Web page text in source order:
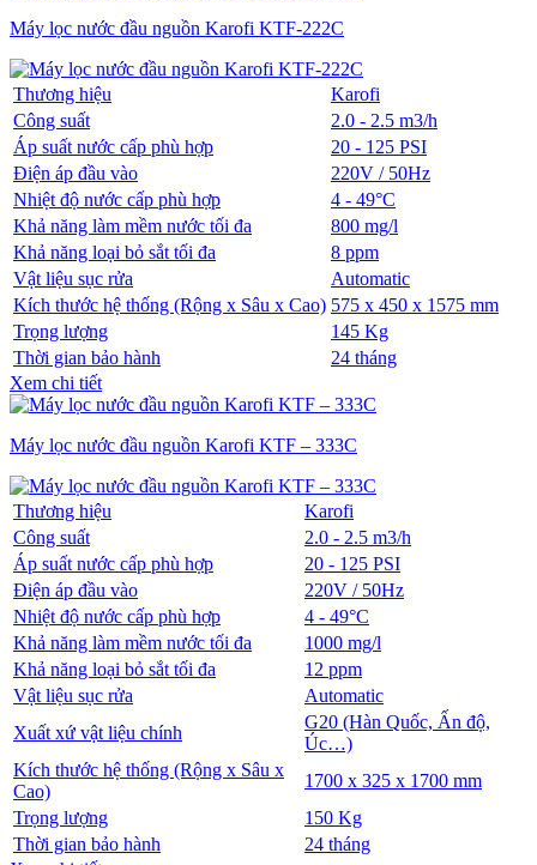
Máy lọc nước đầu nguồn Karofi KTF-222C
Thương hiệu
Karofi
Công suất
2.0 - 2.5 m3/h
Áp suất nước cấp phù hợp
20 - 125 PSI
Điện áp đầu vào
220V / 50Hz
Nhiệt độ nước cấp phù hợp
4 - 49°C
Khả năng làm mềm nước tối đa
800 mg/l
Khả năng loại bỏ sắt tối đa
8 ppm
Vật liệu sục rửa
Automatic
Kích thước hệ thống (Rộng x Sâu x Cao) 575 x 450 x 1575 mm
Trọng lượng
145 Kg
Thời gian bảo hành
24 tháng
Xem chi tiết
Máy lọc nước đầu nguồn Karofi KTF – 333C
Thương hiệu
Karofi
Công suất
2.0 - 2.5 m3/h
Áp suất nước cấp phù hợp
20 - 125 PSI
Điện áp đầu vào
220V / 50Hz
Nhiệt độ nước cấp phù hợp
4 - 49°C
Khả năng làm mềm nước tối đa
1000 mg/l
Khả năng loại bỏ sắt tối đa
12 ppm
Vật liệu sục rửa
Automatic
Xuất xứ vật liệu chính
G20 (Hàn Quốc, Ấn độ,
Úc…)
Kích thước hệ thống (Rộng x Sâu x
Cao)
1700 x 325 x 1700 mm
Trọng lượng
150 Kg
Thời gian bảo hành
24 tháng